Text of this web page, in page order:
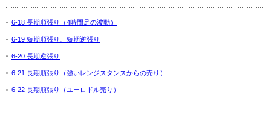
6-18 長期順張り（4時間足の波動）
6-19 短期順張り、短期逆張り
6-20 長期逆張り
6-21 長期順張り（強いレンジスタンスからの売り）
6-22 長期順張り（ユーロドル売り）